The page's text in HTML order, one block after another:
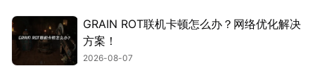
GRAIN ROT联机卡顿怎么办？网络优化解决
方案！
2026-08-07